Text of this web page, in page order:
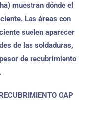
muestran dónde el
Las áreas con
suelen aparecer
de las soldaduras,
de recubrimiento
OAP